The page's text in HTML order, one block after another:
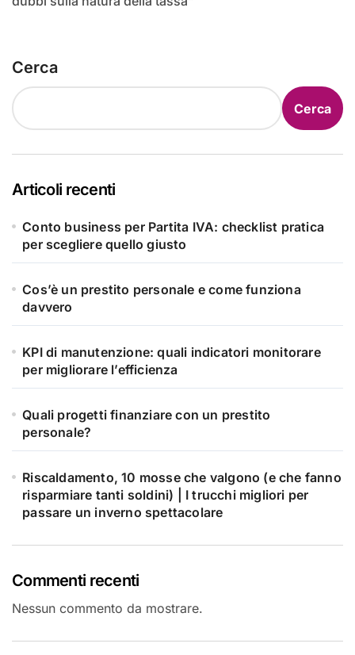
Cerca
Cerca
Articoli recenti
Conto business per Partita IVA: checklist pratica
per scegliere quello giusto
Cos’è un prestito personale e come funziona
davvero
KPI di manutenzione: quali indicatori monitorare
per migliorare l’efficienza
Quali progetti finanziare con un prestito
personale?
Riscaldamento, 10 mosse che valgono (e che fanno
risparmiare tanti soldini) | I trucchi migliori per
passare un inverno spettacolare
Commenti recenti
Nessun commento da mostrare.